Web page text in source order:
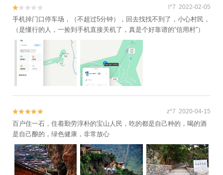

 l*7 2022-02-05
手机掉门口停车场，（不超过5分钟），回去找找不到了，小心村民，
（是懂行的人，一捡到手机直接关机了，真是个好靠谱的“信用村”）

 z*7 2020-04-15
百户住一石，住着勤劳淳朴的宝山人民，吃的都是自己种的，喝的酒
是自己酿的，绿色健康，非常放心